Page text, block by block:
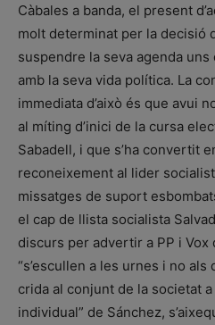
Càbales a banda, el present
molt determinat per la decisió
suspendre la seva agenda
amb la seva vida política. La
immediata d’això és que avui
al míting d’inici de la cursa
Sabadell, i que s’ha convertit
reconeixement al lider
missatges de suport
el cap de llista socialista
discurs per advertir a PP i Vox
“s’escullen a les urnes i no als
crida al conjunt de la societat
individual” de Sánchez,